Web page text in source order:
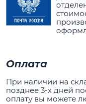
Оплата
При наличии на
позднее 3-х дней
оплату вы можете